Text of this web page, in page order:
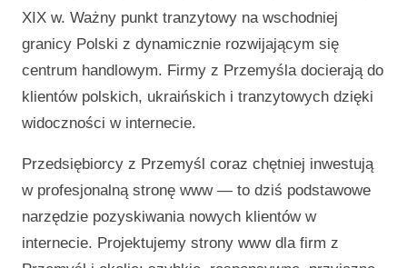
XIX w. Ważny punkt tranzytowy na wschodniej
granicy Polski z dynamicznie rozwijającym się
centrum handlowym. Firmy z Przemyśla docierają do
klientów polskich, ukraińskich i tranzytowych dzięki
widoczności w internecie.
Przedsiębiorcy z Przemyśl coraz chętniej inwestują
w profesjonalną stronę www — to dziś podstawowe
narzędzie pozyskiwania nowych klientów w
internecie. Projektujemy strony www dla firm z